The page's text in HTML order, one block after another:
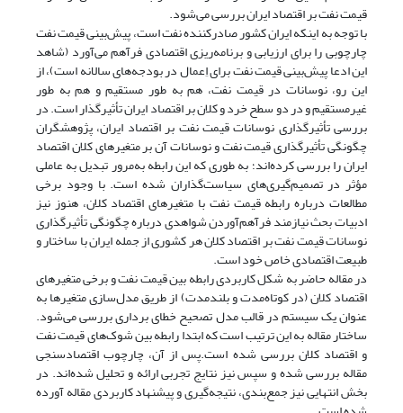
قیمت نفت بر اقتصاد ایران بررسی می‌شود.
با توجه به اینکه ایران کشور صادرکننده نفت است، پیش‌بینی قیمت نفت
چارچوبی را برای ارزیابی و برنامه‌ریزی اقتصادی فرآهم می‌آورد (شاهد
این ادعا پیش‌بینی قیمت نفت برای اِعمال در بودجه‌های سالانه است)، از
این رو، نوسانات در قیمت نفت، هم به طور مستقیم و هم به طور
غیرمستقیم و در دو سطح خرد و کلان بر اقتصاد ایران تأثیرگذار است. در
بررسی تأثیرگذاری نوسانات قیمت نفت بر اقتصاد ایران، پژوهشگران
چگونگی تأثیرگذاری قیمت نفت و نوسانات آن بر متغیرهای کلان اقتصاد
ایران را بررسی کرده‌اند؛ به طوری که این رابطه به‌مرور تبدیل به عاملی
مؤثر در تصمیم‌گیری‌های سیاست‌گذاران شده است. با وجود برخی
مطالعات درباره رابطه قیمت نفت با متغیرهای اقتصاد کلان، هنوز نیز
ادبیات بحث نیازمند فرآهم‌آوردن شواهدی درباره چگونگی تأثیرگذاری
نوسانات قیمت نفت بر اقتصاد کلان هر کشوری از جمله ایران با ساختار و
طبیعت اقتصادی خاص خود است.
در مقاله حاضر به شکل کاربردی رابطه بین قیمت نفت و برخی متغیرهای
اقتصاد کلان (در کوتاه‌مدت و بلندمدت) از طریق مدل‌سازی متغیرها به
عنوان یک سیستم در قالب مدل تصحیح خطای برداری بررسی می‌شود.
ساختار مقاله به این ترتیب است که ابتدا رابطه بین شوک‌های قیمت نفت
و اقتصاد کلان بررسی شده است.پس از آن، چارچوب اقتصادسنجی
مقاله بررسی شده و سپس نیز نتایج تجربی ارائه و تحلیل شده‌اند. در
بخش انتهایی نیز جمع‌بندی، نتیجه‌گیری و پیشنهاد کاربردی مقاله آورده